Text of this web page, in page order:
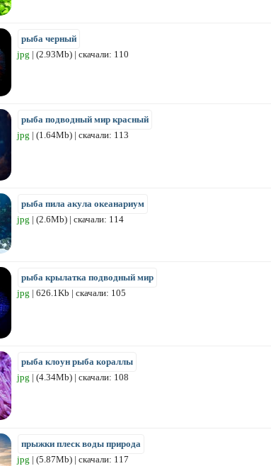
рыба черный
jpg | (2.93Mb) | скачали: 110
рыба подводный мир красный
jpg | (1.64Mb) | скачали: 113
рыба пила акула океанариум
jpg | (2.6Mb) | скачали: 114
рыба крылатка подводный мир
jpg | 626.1Kb | скачали: 105
рыба клоун рыба кораллы
jpg | (4.34Mb) | скачали: 108
прыжки плеск воды природа
jpg | (5.87Mb) | скачали: 117